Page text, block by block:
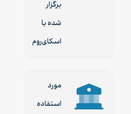
برگزار
شده با
اسکای‌روم
مورد
استفاده